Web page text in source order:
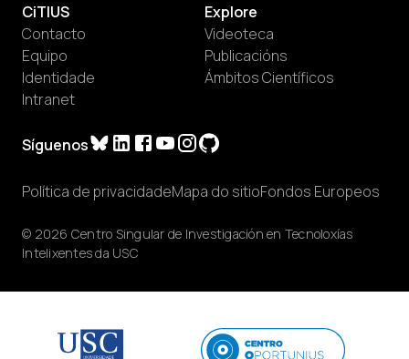
Síguenos
CiTIUS
Contacto
Equipo
Identidade
Intranet
Explore
Videoteca
Publicacións
Ámbitos Científicos
© 2026 Centro Singular de Investigación en Tecnoloxías
Intelixentes da USC
Política de privacidadeMapa do sitioFondos Europeos